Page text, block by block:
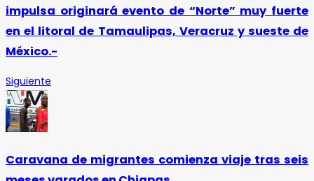
impulsa originará evento de “Norte” muy fuerte
en el litoral de Tamaulipas, Veracruz y sueste de
México.-
Siguiente
Caravana de migrantes comienza viaje tras seis